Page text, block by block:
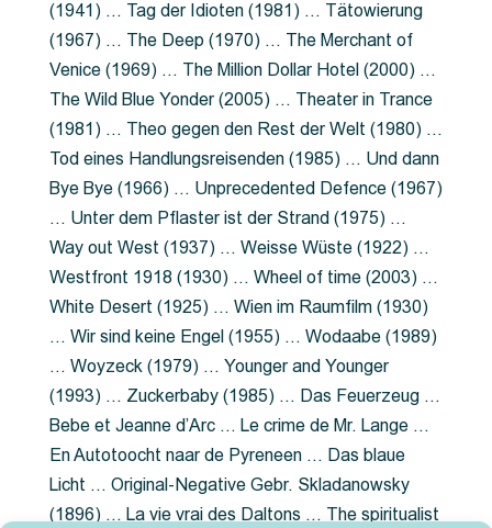
(1941) … Tag der Idioten (1981) … Tätowierung
(1967) … The Deep (1970) … The Merchant of
Venice (1969) … The Million Dollar Hotel (2000) …
The Wild Blue Yonder (2005) … Theater in Trance
(1981) … Theo gegen den Rest der Welt (1980) …
Tod eines Handlungsreisenden (1985) … Und dann
Bye Bye (1966) … Unprecedented Defence (1967)
… Unter dem Pflaster ist der Strand (1975) …
Way out West (1937) … Weisse Wüste (1922) …
Westfront 1918 (1930) … Wheel of time (2003) …
White Desert (1925) … Wien im Raumfilm (1930)
… Wir sind keine Engel (1955) … Wodaabe (1989)
… Woyzeck (1979) … Younger and Younger
(1993) … Zuckerbaby (1985) … Das Feuerzeug …
Bebe et Jeanne d’Arc … Le crime de Mr. Lange …
En Autotoocht naar de Pyreneen … Das blaue
Licht … Original-Negative Gebr. Skladanowsky
(1896) … La vie vrai des Daltons … The spiritualist